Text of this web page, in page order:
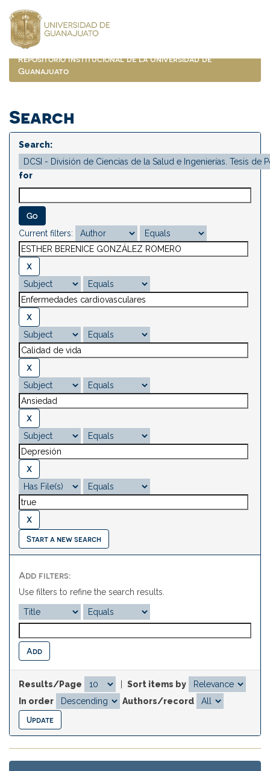
navigation
Repositorio Institucional de la Universidad de
Guanajuato
Search
Search:
for
Current filters:
Start a new search
Add filters:
Use filters to refine the search results.
Results/Page
Sort items by
In order
Authors/record